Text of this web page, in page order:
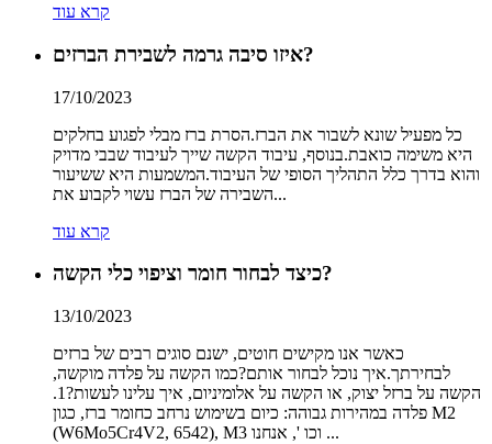
קרא עוד
איזו סיבה גרמה לשבירת הברזים?
17/10/2023
כל מפעיל שונא לשבור את הברז.הסרת ברז מבלי לפגוע בחלקים
היא משימה כואבת.בנוסף, עיבוד הקשה שייך לעיבוד שבבי מדויק
והוא בדרך כלל התהליך הסופי של העיבוד.המשמעות היא ששיעור
השבירה של הברז עשוי לקבוע את...
קרא עוד
כיצד לבחור חומר וציפוי כלי הקשה?
13/10/2023
כאשר אנו מקישים חוטים, ישנם סוגים רבים של ברזים
לבחירתך.איך נוכל לבחור אותם?כמו הקשה על פלדה מוקשה,
הקשה על ברזל יצוק, או הקשה על אלומיניום, איך עלינו לעשות?1.
פלדה במהירות גבוהה: כיום בשימוש נרחב כחומר ברז, כגון M2
(W6Mo5Cr4V2, 6542), M3 וכו ', אנחנו ...